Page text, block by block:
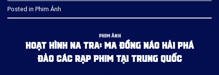
Posted in Phim Ảnh
PHIM ẢNH
HOẠT HÌNH NA TRA: MA ĐỒNG NÁO HẢI PHÁ
ĐẢO CÁC RẠP PHIM TẠI TRUNG QUỐC